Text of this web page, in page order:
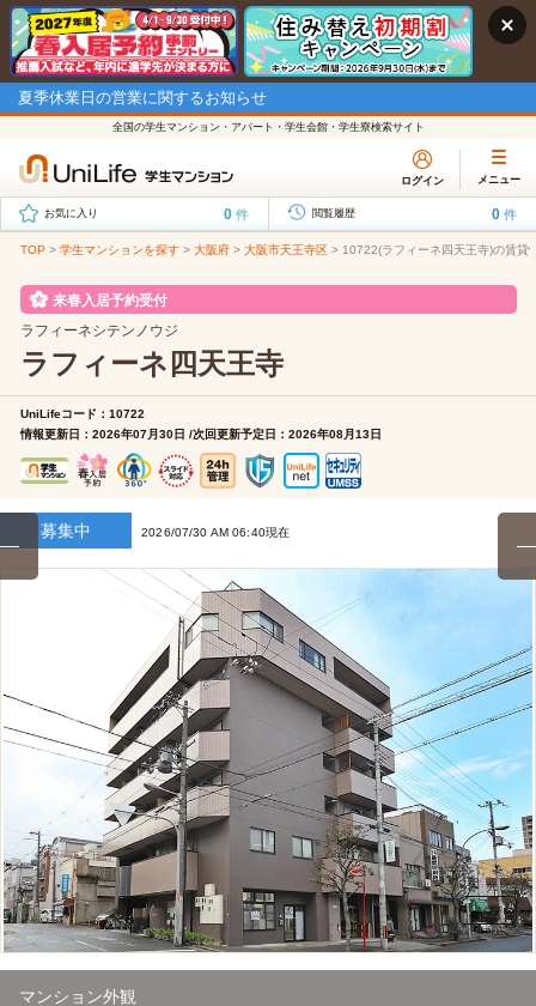
夏季休業日の営業に関するお知らせ
全国の学生マンション・アパート・学生会館・学生寮検索サイト
ログイン メニュー
お気に入り 0 件 閲覧履歴 0 件
TOP > 学生マンションを探す > 大阪府 > 大阪市天王寺区 > 10722(ラフィーネ四天王寺)の賃貸
来春入居予約受付
ラフィーネシテンノウジ
ラフィーネ四天王寺
UniLifeコード：10722
情報更新日：2026年07月30日 /次回更新予定日：2026年08月13日
募集中 2026/07/30 AM 06:40現在
マンション外観
1/27